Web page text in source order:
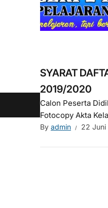
SYARAT
2019/2020
Calon Peserta
Fotocopy Akta
By admin 22 Juni